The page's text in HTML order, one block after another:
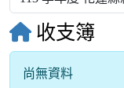
收支簿
尚無資料